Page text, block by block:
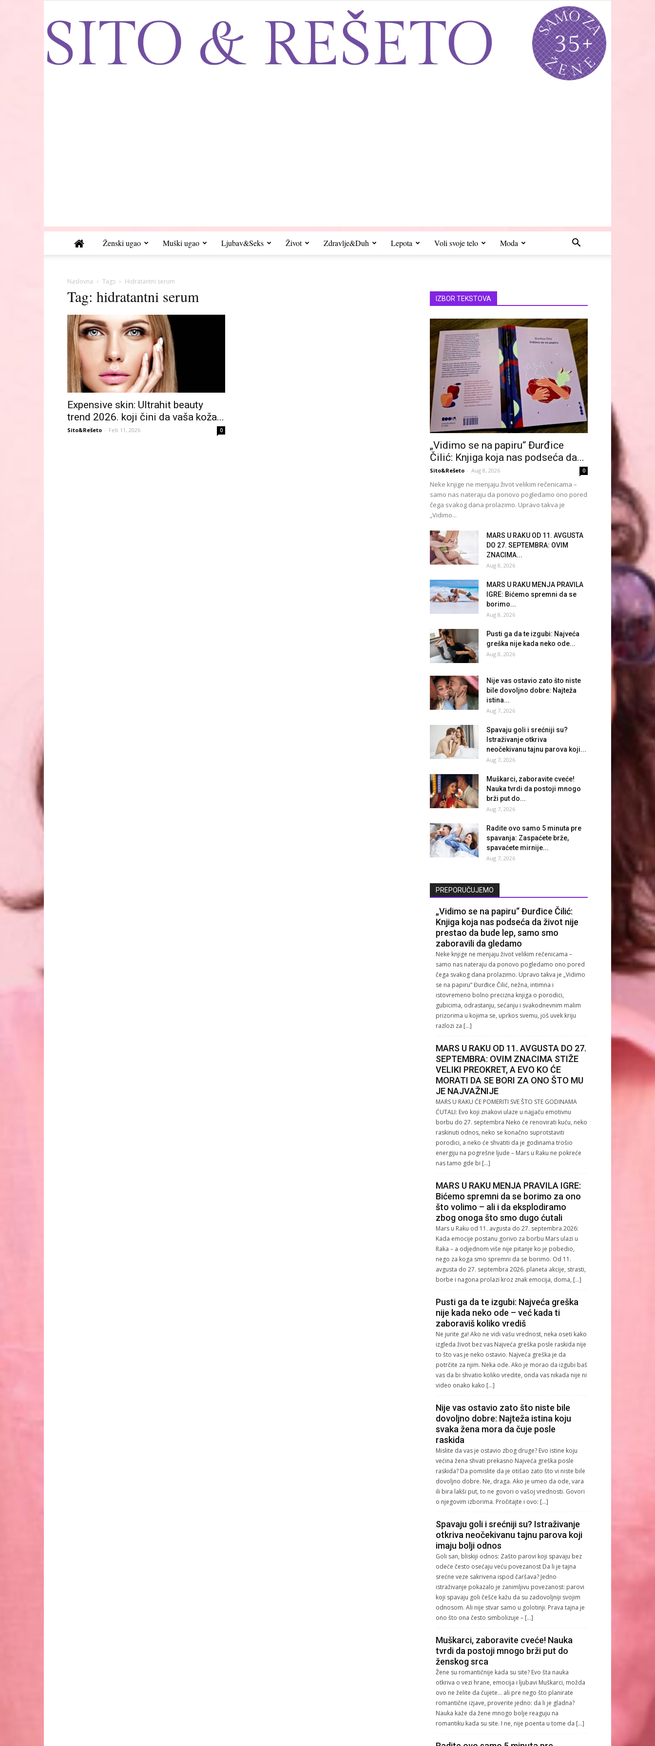
Ženski ugao Muški ugao Ljubav&Seks Život Zdravlje&Duh Lepota Voli svoje telo Moda
Naslovna Tags Hidratantni serum
Tag: hidratantni serum
Expensive skin: Ultrahit beauty
trend 2026. koji čini da vaša koža...
Sito&Rešeto - Feb 11, 2026 0
IZBOR TEKSTOVA
„Vidimo se na papiru“ Đurđice
Čilić: Knjiga koja nas podseća da...
Sito&Rešeto - Aug 8, 2026 0
Neke knjige ne menjaju život velikim rečenicama –
samo nas nateraju da ponovo pogledamo ono pored
čega svakog dana prolazimo. Upravo takva je
„Vidimo...
MARS U RAKU OD 11. AVGUSTA
DO 27. SEPTEMBRA: OVIM
ZNACIMA...
Aug 8, 2026
MARS U RAKU MENJA PRAVILA
IGRE: Bićemo spremni da se
borimo...
Aug 8, 2026
Pusti ga da te izgubi: Najveća
greška nije kada neko ode...
Aug 8, 2026
Nije vas ostavio zato što niste
bile dovoljno dobre: Najteža
istina...
Aug 7, 2026
Spavaju goli i srećniji su?
Istraživanje otkriva
neočekivanu tajnu parova koji...
Aug 7, 2026
Muškarci, zaboravite cveće!
Nauka tvrdi da postoji mnogo
brži put do...
Aug 7, 2026
Radite ovo samo 5 minuta pre
spavanja: Zaspaćete brže,
spavaćete mirnije...
Aug 7, 2026
PREPORUČUJEMO
„Vidimo se na papiru“ Đurđice Čilić:
Knjiga koja nas podseća da život nije
prestao da bude lep, samo smo
zaboravili da gledamo
Neke knjige ne menjaju život velikim rečenicama –
samo nas nateraju da ponovo pogledamo ono pored
čega svakog dana prolazimo. Upravo takva je „Vidimo
se na papiru“ Đurđice Čilić, nežna, intimna i
istovremeno bolno precizna knjiga o porodici,
gubicima, odrastanju, sećanju i svakodnevnim malim
prizorima u kojima se, uprkos svemu, još uvek kriju
razlozi za […]
MARS U RAKU OD 11. AVGUSTA DO 27.
SEPTEMBRA: OVIM ZNACIMA STIŽE
VELIKI PREOKRET, A EVO KO ĆE
MORATI DA SE BORI ZA ONO ŠTO MU
JE NAJVAŽNIJE
MARS U RAKU ĆE POMERITI SVE ŠTO STE GODINAMA
ĆUTALI: Evo koji znakovi ulaze u najjaču emotivnu
borbu do 27. septembra Neko će renovirati kuću, neko
raskinuti odnos, neko se konačno suprotstaviti
porodici, a neko će shvatiti da je godinama trošio
energiju na pogrešne ljude – Mars u Raku ne pokreće
nas tamo gde bi […]
MARS U RAKU MENJA PRAVILA IGRE:
Bićemo spremni da se borimo za ono
što volimo – ali i da eksplodiramo
zbog onoga što smo dugo ćutali
Mars u Raku od 11. avgusta do 27. septembra 2026:
Kada emocije postanu gorivo za borbu Mars ulazi u
Raka – a odjednom više nije pitanje ko je pobedio,
nego za koga smo spremni da se borimo. Od 11.
avgusta do 27. septembra 2026. planeta akcije, strasti,
borbe i nagona prolazi kroz znak emocija, doma, […]
Pusti ga da te izgubi: Najveća greška
nije kada neko ode – već kada ti
zaboraviš koliko vrediš
Ne jurite ga! Ako ne vidi vašu vrednost, neka oseti kako
izgleda život bez vas Najveća greška posle raskida nije
to što vas je neko ostavio. Najveća greška je da
potrčite za njim. Neka ode. Ako je morao da izgubi baš
vas da bi shvatio koliko vredite, onda vas nikada nije ni
video onako kako […]
Nije vas ostavio zato što niste bile
dovoljno dobre: Najteža istina koju
svaka žena mora da čuje posle
raskida
Mislite da vas je ostavio zbog druge? Evo istine koju
većina žena shvati prekasno Najveća greška posle
raskida? Da pomislite da je otišao zato što vi niste bile
dovoljno dobre. Ne, draga. Ako je umeo da ode, vara
ili bira lakši put, to ne govori o vašoj vrednosti. Govori
o njegovim izborima. Pročitajte i ovo: […]
Spavaju goli i srećniji su? Istraživanje
otkriva neočekivanu tajnu parova koji
imaju bolji odnos
Goli san, bliskiji odnos: Zašto parovi koji spavaju bez
odeće često osećaju veću povezanost Da li je tajna
srećne veze sakrivena ispod čaršava? Jedno
istraživanje pokazalo je zanimljivu povezanost: parovi
koji spavaju goli češće kažu da su zadovoljniji svojim
odnosom. Ali nije stvar samo u golotinji. Prava tajna je
ono što ona često simbolizuje – […]
Muškarci, zaboravite cveće! Nauka
tvrdi da postoji mnogo brži put do
ženskog srca
Žene su romantičnije kada su site? Evo šta nauka
otkriva o vezi hrane, emocija i ljubavi Muškarci, možda
ovo ne želite da čujete… ali pre nego što planirate
romantične izjave, proverite jedno: da li je gladna?
Nauka kaže da žene mnogo bolje reaguju na
romantiku kada su site. I ne, nije poenta u tome da […]